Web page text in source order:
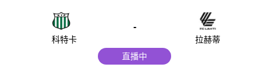
科特卡
-
拉赫蒂
直播中